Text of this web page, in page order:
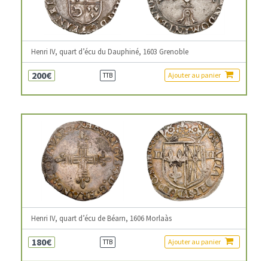
Henri IV, quart d’écu du Dauphiné, 1603 Grenoble
200€ TTB Ajouter au panier
Henri IV, quart d’écu de Béarn, 1606 Morlaàs
180€ TTB Ajouter au panier